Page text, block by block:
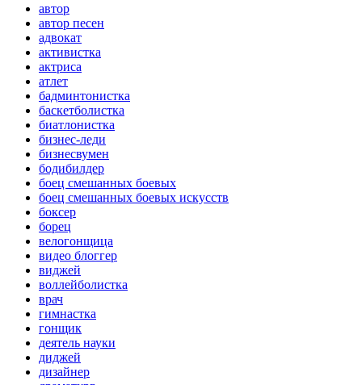
автор
автор песен
адвокат
активистка
актриса
атлет
бадминтонистка
баскетболистка
биатлонистка
бизнес-леди
бизнесвумен
бодибилдер
боец смешанных боевых
боец смешанных боевых искусств
боксер
борец
велогонщица
видео блоггер
виджей
воллейболистка
врач
гимнастка
гонщик
деятель науки
диджей
дизайнер